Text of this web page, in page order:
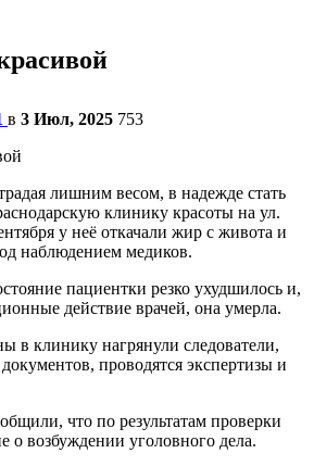
в 3 Июл, 2025 753
лишним весом, в надежде стать
клинику красоты на ул.
у неё откачали жир с живота и
наблюдением медиков.
пациентки резко ухудшилось и,
действие врачей, она умерла.
в клинику нагрянули следователи,
проводятся экспертизы и
что по результатам проверки
о возбуждении уголовного дела.